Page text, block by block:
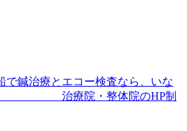
で鍼治療とエコー検査なら、いな
接骨院 治療院・整体院のHP制